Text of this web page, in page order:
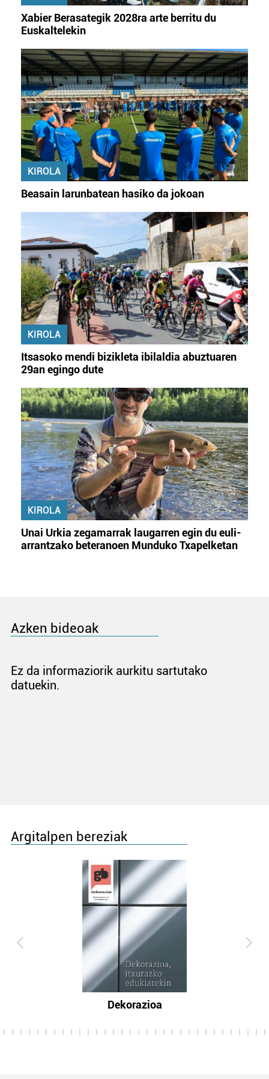
Xabier Berasategik 2028ra arte berritu du
Euskaltelekin
KIROLA
Beasain larunbatean hasiko da jokoan
KIROLA
Itsasoko mendi bizikleta ibilaldia abuztuaren
29an egingo dute
KIROLA
Unai Urkia zegamarrak laugarren egin du euli-
arrantzako beteranoen Munduko Txapelketan
Azken bideoak
Ez da informaziorik aurkitu sartutako
datuekin.
Argitalpen bereziak
Dekorazioa